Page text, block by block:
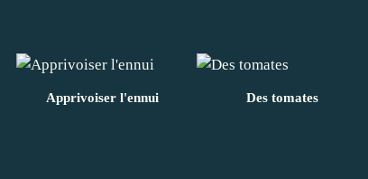
Apprivoiser l'ennui Des tomates